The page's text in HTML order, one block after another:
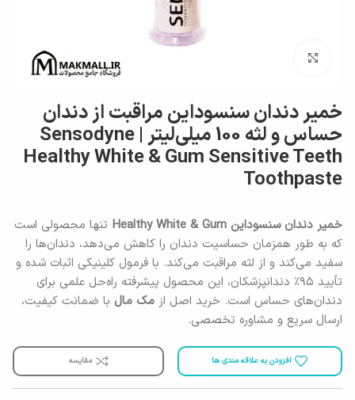
خمیر دندان سنسوداین مراقبت از دندان
حساس و لثه 100 میلی‌لیتر | Sensodyne
Healthy White & Gum Sensitive Teeth
Toothpaste
خمیر دندان سنسوداین Healthy White & Gum
تنها محصولی است
که به طور همزمان حساسیت دندان را کاهش می‌دهد، دندان‌ها را
سفید می‌کند و از لثه مراقبت می‌کند. با فرمول کلینیکی اثبات شده و
تأیید ۹۵٪ دندانپزشکان، این محصول پیشرفته راه‌حل علمی برای
دندان‌های حساس است. خرید اصل از مک مال با ضمانت کیفیت،
ارسال سریع و مشاوره تخصصی.
افزودن به علاقه مندی ها مقایسه